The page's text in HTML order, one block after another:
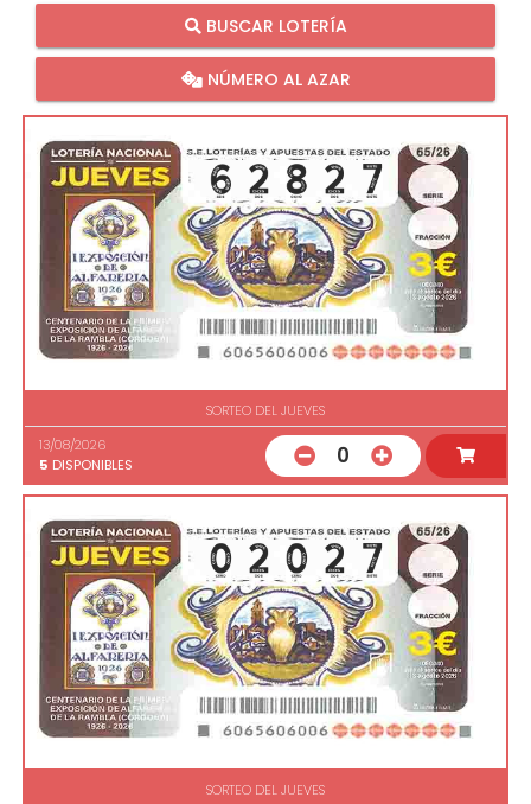
BUSCAR LOTERÍA
NÚMERO AL AZAR
SORTEO DEL JUEVES
13/08/2026
5 DISPONIBLES 0
SORTEO DEL JUEVES